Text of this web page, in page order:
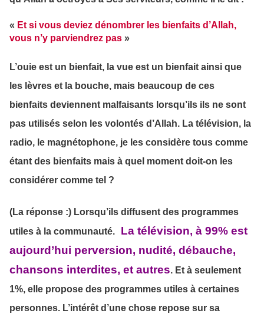
« Et si vous deviez dénombrer les bienfaits d’Allah,
vous n’y parviendrez pas »
L’ouie est un bienfait, la vue est un bienfait ainsi que
les lèvres et la bouche, mais beaucoup de ces
bienfaits deviennent malfaisants lorsqu’ils ils ne sont
pas utilisés selon les volontés d’Allah. La télévision, la
radio, le magnétophone, je les considère tous comme
étant des bienfaits mais à quel moment doit-on les
considérer comme tel ?
(La réponse :) Lorsqu’ils diffusent des programmes
utiles à la communauté.
La télévision, à 99% est
aujourd’hui perversion, nudité, débauche,
chansons interdites, et autres. Et à seulement
1%, elle propose des programmes utiles à certaines
personnes. L’intérêt d’une chose repose sur sa